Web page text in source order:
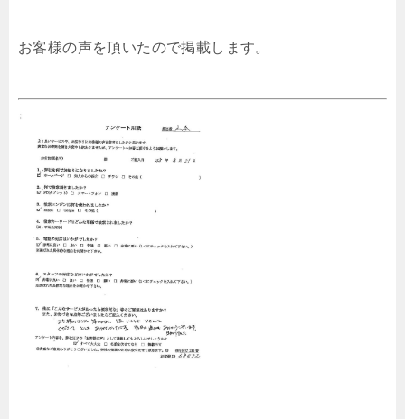
お客様の声を頂いたので掲載します。